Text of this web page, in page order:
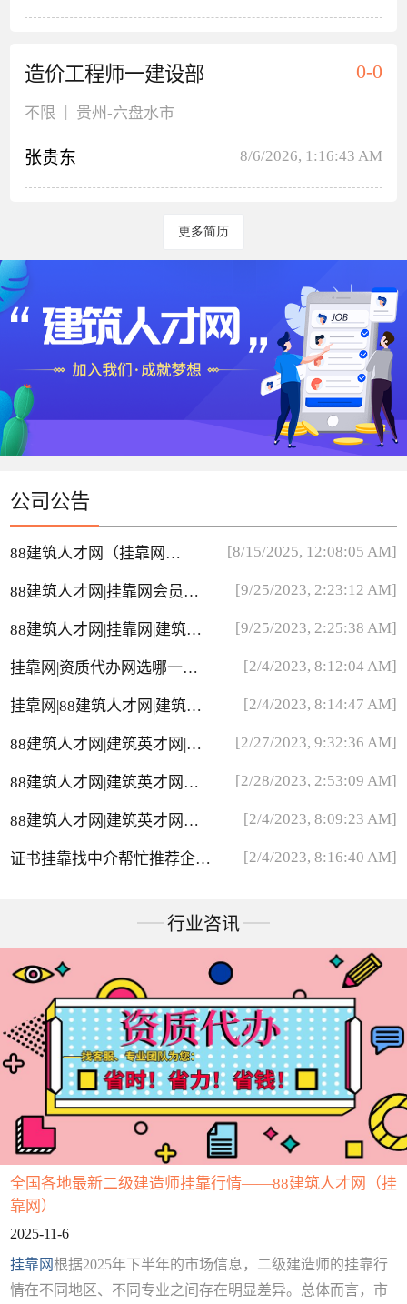
造价工程师一建设部 0-0
不限 | 贵州 -六盘水市
张贵东 8/6/2026, 1:16:43 AM
更多简历
公司公告
88建筑人才网（挂靠网）
[8/15/2025, 12:08:05 AM]
88建筑人才网|挂靠网会员费
[9/25/2023, 2:23:12 AM]
88建筑人才网|挂靠网|建筑英
[9/25/2023, 2:25:38 AM]
挂靠网|资质代办网选哪一个
[2/4/2023, 8:12:04 AM]
挂靠网|88建筑人才网|建筑英
[2/4/2023, 8:14:47 AM]
88建筑人才网|建筑英才网|挂
[2/27/2023, 9:32:36 AM]
88建筑人才网|建筑英才网无
[2/28/2023, 2:53:09 AM]
88建筑人才网|建筑英才网会
[2/4/2023, 8:09:23 AM]
证书挂靠找中介帮忙推荐企业
[2/4/2023, 8:16:40 AM]
行业咨讯
全国各地最新二级建造师挂靠行情——88建筑人才网（挂
靠网）
2025-11-6
挂靠网根据2025年下半年的市场信息，二级建造师的挂靠行
情在不同地区、不同专业之间存在明显差异。总体而言，市